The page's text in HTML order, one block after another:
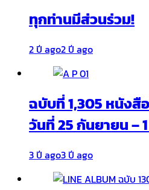
ทุกท่านมีส่วนร่วม!
2 ปี ago2 ปี ago
ฉบับที่ 1,305 หนัง
วันที่ 25 กันยายน –
3 ปี ago3 ปี ago